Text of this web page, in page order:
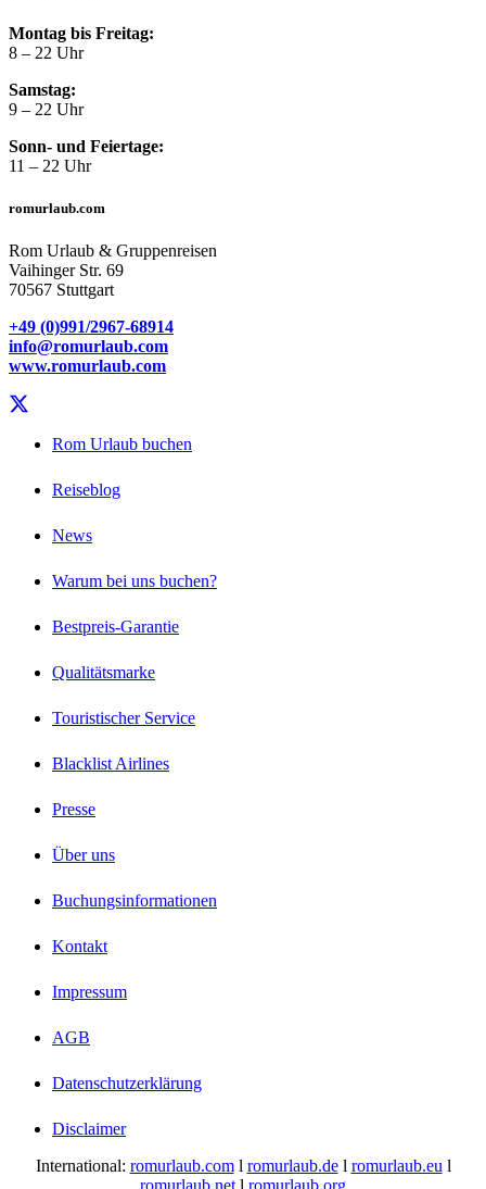
Montag bis Freitag:
8 – 22 Uhr
Samstag:
9 – 22 Uhr
Sonn- und Feiertage:
11 – 22 Uhr
romurlaub.com
Rom Urlaub & Gruppenreisen
Vaihinger Str. 69
70567 Stuttgart
+49 (0)991/2967-68914
info@romurlaub.com
www.romurlaub.com
Rom Urlaub buchen
Reiseblog
News
Warum bei uns buchen?
Bestpreis-Garantie
Qualitätsmarke
Touristischer Service
Blacklist Airlines
Presse
Über uns
Buchungsinformationen
Kontakt
Impressum
AGB
Datenschutzerklärung
Disclaimer
International: romurlaub.coml romurlaub.del romurlaub.eu l